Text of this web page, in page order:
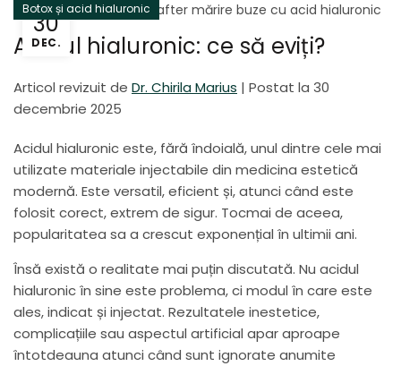
30
DEC.
Botox și acid hialuronic
Acidul hialuronic: ce să eviți?
Articol revizuit de Dr. Chirila Marius | Postat la 30
decembrie 2025
Acidul hialuronic este, fără îndoială, unul dintre cele mai
utilizate materiale injectabile din medicina estetică
modernă. Este versatil, eficient și, atunci când este
folosit corect, extrem de sigur. Tocmai de aceea,
popularitatea sa a crescut exponențial în ultimii ani.
Însă există o realitate mai puțin discutată. Nu acidul
hialuronic în sine este problema, ci modul în care este
ales, indicat și injectat. Rezultatele inestetice,
complicațiile sau aspectul artificial apar aproape
întotdeauna atunci când sunt ignorate anumite